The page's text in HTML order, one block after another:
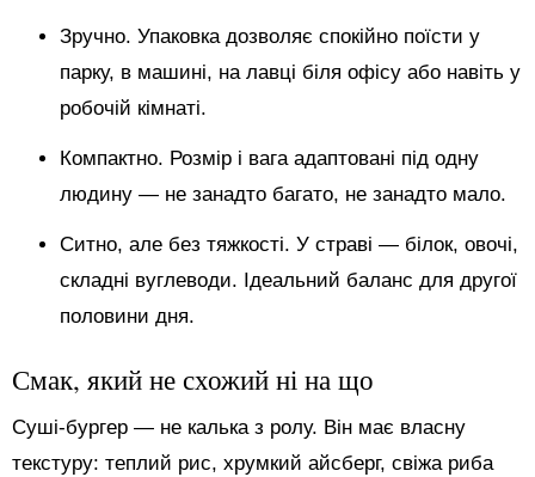
Зручно. Упаковка дозволяє спокійно поїсти у
парку, в машині, на лавці біля офісу або навіть у
робочій кімнаті.
Компактно. Розмір і вага адаптовані під одну
людину — не занадто багато, не занадто мало.
Ситно, але без тяжкості. У страві — білок, овочі,
складні вуглеводи. Ідеальний баланс для другої
половини дня.
Смак, який не схожий ні на що
Суші-бургер — не калька з ролу. Він має власну
текстуру: теплий рис, хрумкий айсберг, свіжа риба